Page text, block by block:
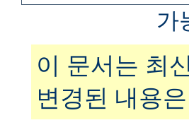
가
이 문서는 최
변경된 내용